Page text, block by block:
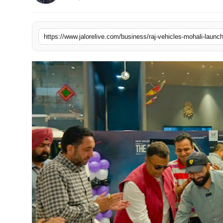
https://www.jalorelive.com/business/raj-vehicles-mohali-